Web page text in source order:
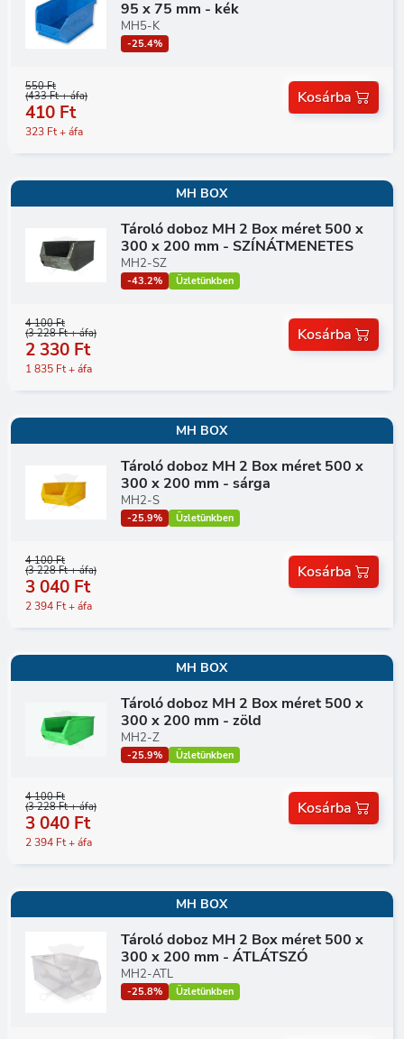
95 x 75 mm - kék
MH5-K
-25.4%
550 Ft
(433 Ft + áfa)
410 Ft
323 Ft + áfa
Kosárba
MH BOX
Tároló doboz MH 2 Box méret 500 x
300 x 200 mm - SZÍNÁTMENETES
MH2-SZ
-43.2% Üzletünkben
4 100 Ft
(3 228 Ft + áfa)
2 330 Ft
1 835 Ft + áfa
Kosárba
MH BOX
Tároló doboz MH 2 Box méret 500 x
300 x 200 mm - sárga
MH2-S
-25.9% Üzletünkben
4 100 Ft
(3 228 Ft + áfa)
3 040 Ft
2 394 Ft + áfa
Kosárba
MH BOX
Tároló doboz MH 2 Box méret 500 x
300 x 200 mm - zöld
MH2-Z
-25.9% Üzletünkben
4 100 Ft
(3 228 Ft + áfa)
3 040 Ft
2 394 Ft + áfa
Kosárba
MH BOX
Tároló doboz MH 2 Box méret 500 x
300 x 200 mm - ÁTLÁTSZÓ
MH2-ATL
-25.8% Üzletünkben